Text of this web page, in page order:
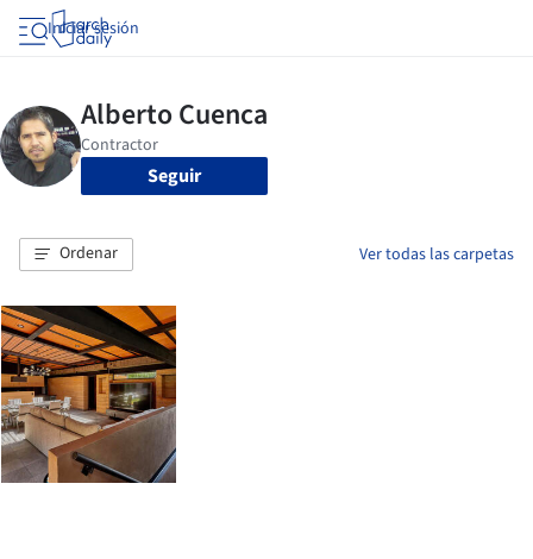
Iniciar sesión
Seguir
Ordenar Ver todas las carpetas